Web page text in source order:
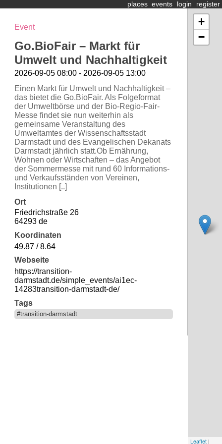
places events login register
Event
Go.BioFair – Markt für
Umwelt und Nachhaltigkeit
2026-09-05 08:00 - 2026-09-05 13:00
Einen Markt für Umwelt und Nachhaltigkeit –
das bietet die Go.BioFair. Als Folgeformat
der Umweltbörse und der Bio-Regio-Fair-
Messe findet sie nun weiterhin als
gemeinsame Veranstaltung des
Umweltamtes der Wissenschaftsstadt
Darmstadt und des Evangelischen Dekanats
Darmstadt jährlich statt.Ob Ernährung,
Wohnen oder Wirtschaften – das Angebot
der Sommermesse mit rund 60 Informations-
und Verkaufsständen von Vereinen,
Institutionen [..]
Ort
Friedrichstraße 26
64293 de
Koordinaten
49.87 / 8.64
Webseite
https://transition-
darmstadt.de/simple_events/ai1ec-
14283transition-darmstadt-de/
Tags
#transition-darmstadt
+
−
Leaflet|